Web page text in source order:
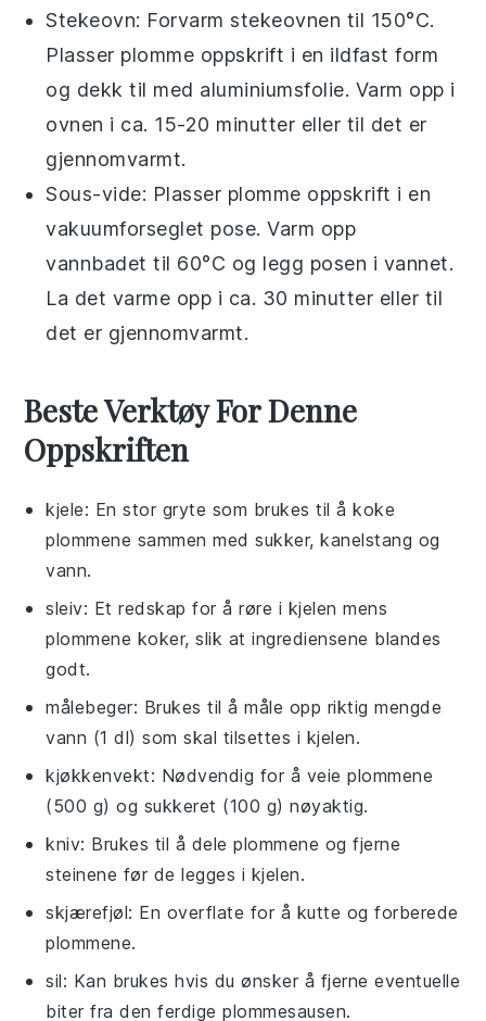
Stekeovn: Forvarm stekeovnen til 150°C.
Plasser plomme oppskrift i en ildfast form
og dekk til med aluminiumsfolie. Varm opp i
ovnen i ca. 15-20 minutter eller til det er
gjennomvarmt.
Sous-vide: Plasser plomme oppskrift i en
vakuumforseglet pose. Varm opp
vannbadet til 60°C og legg posen i vannet.
La det varme opp i ca. 30 minutter eller til
det er gjennomvarmt.
Beste Verktøy For Denne
Oppskriften
kjele: En stor gryte som brukes til å koke
plommene sammen med sukker, kanelstang og
vann.
sleiv: Et redskap for å røre i kjelen mens
plommene koker, slik at ingrediensene blandes
godt.
målebeger: Brukes til å måle opp riktig mengde
vann (1 dl) som skal tilsettes i kjelen.
kjøkkenvekt: Nødvendig for å veie plommene
(500 g) og sukkeret (100 g) nøyaktig.
kniv: Brukes til å dele plommene og fjerne
steinene før de legges i kjelen.
skjærefjøl: En overflate for å kutte og forberede
plommene.
sil: Kan brukes hvis du ønsker å fjerne eventuelle
biter fra den ferdige plommesausen.